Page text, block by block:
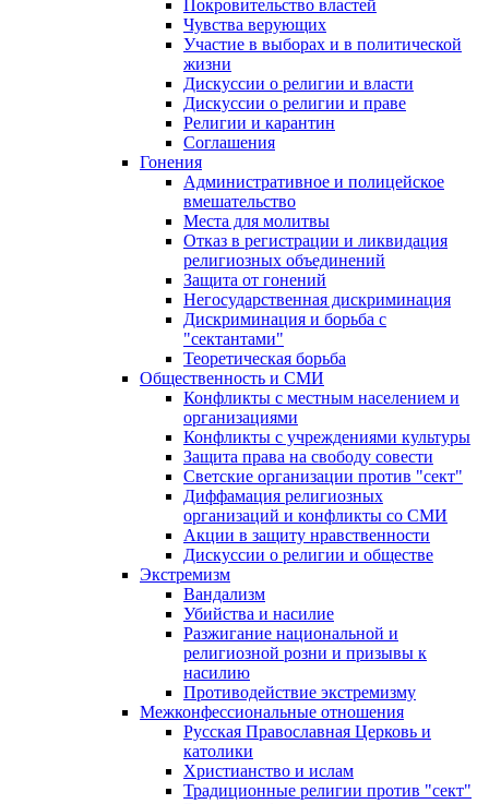
Покровительство властей
Чувства верующих
Участие в выборах и в политической
жизни
Дискуссии о религии и власти
Дискуссии о религии и праве
Религии и карантин
Соглашения
Гонения
Административное и полицейское
вмешательство
Места для молитвы
Отказ в регистрации и ликвидация
религиозных объединений
Защита от гонений
Негосударственная дискриминация
Дискриминация и борьба с
"сектантами"
Теоретическая борьба
Общественность и СМИ
Конфликты с местным населением и
организациями
Конфликты с учреждениями культуры
Защита права на свободу совести
Светские организации против "сект"
Диффамация религиозных
организаций и конфликты со СМИ
Акции в защиту нравственности
Дискуссии о религии и обществе
Экстремизм
Вандализм
Убийства и насилие
Разжигание национальной и
религиозной розни и призывы к
насилию
Противодействие экстремизму
Межконфессиональные отношения
Русская Православная Церковь и
католики
Христианство и ислам
Традиционные религии против "сект"